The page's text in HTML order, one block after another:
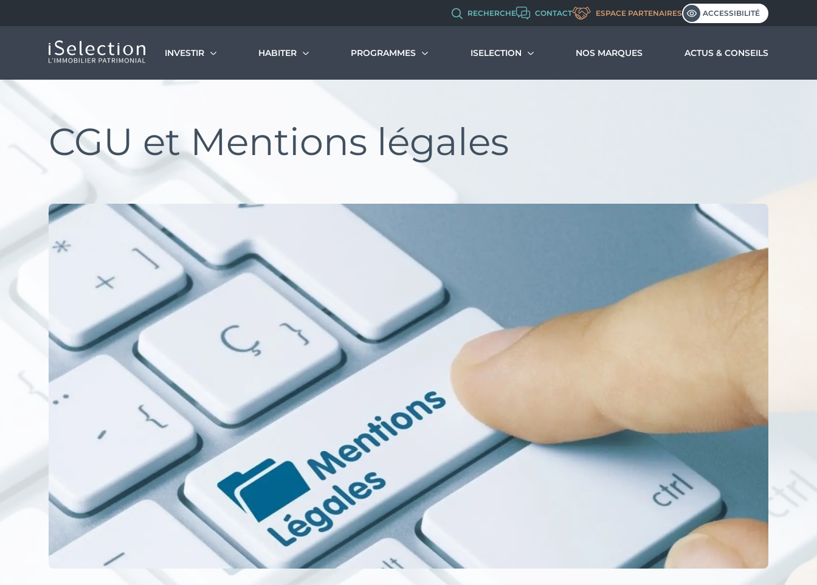
ACCESSIBILITÉ
RECHERCHE CONTACT ESPACE PARTENAIRES
INVESTIR
Notre vision de l’immobilier patrimonial
Statut bailleur privé
Nue-propriété
Monuments Historiques
HABITER
Découvrir et comprendre le PTZ
Simuler votre PTZ
PROGRAMMES ISELECTION
Chiffres clés de l’entreprise
Politique RH
Recrutement
NOS MARQUES ACTUS & CONSEILS
CGU et Mentions légales